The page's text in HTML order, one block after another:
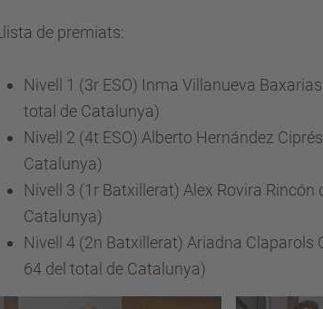
de premiats:
Nivell 1 (3r ESO) Inma Villanueva
total de Catalunya)
Nivell 2 (4t ESO) Alberto Hernández
Catalunya)
Nivell 3 (1r Batxillerat) Alex Rovira Rincón
Catalunya)
Nivell 4 (2n Batxillerat) Ariadna Claparols
64 del total de Catalunya)